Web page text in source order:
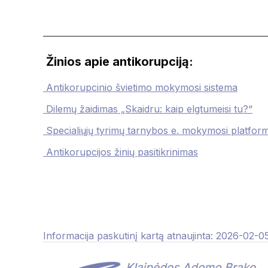
Žinios apie antikorupciją:
Antikorupcinio švietimo mokymosi sistema
Dilemų žaidimas „Skaidru: kaip elgtumeisi tu?“
Specialiųjų tyrimų tarnybos e. mokymosi
Antikorupcijos žinių pasitikrinimas
Informacija paskutinį kartą atnaujinta: 2026-02-